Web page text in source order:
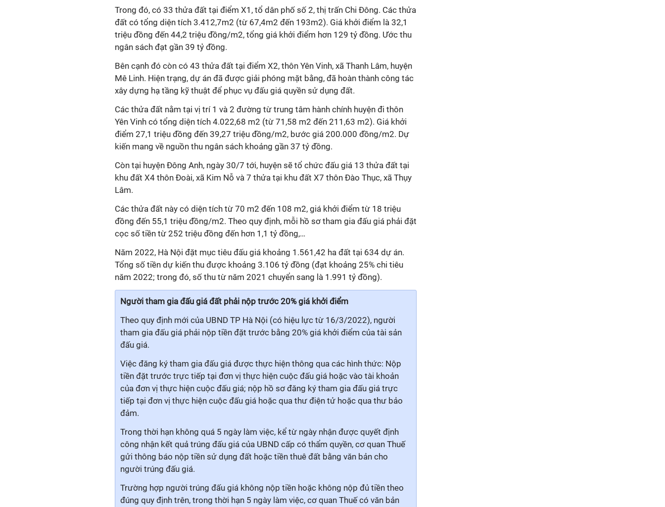
Trong đó, có 33 thửa đất tại điểm X1, tổ dân phố số 2, thị trấn Chi Đông. Các thửa
đất có tổng diện tích 3.412,7m2 (từ 67,4m2 đến 193m2). Giá khởi điểm là 32,1
triệu đồng đến 44,2 triệu đồng/m2, tổng giá khởi điểm hơn 129 tỷ đồng. Ước thu
ngân sách đạt gần 39 tỷ đồng.
Bên cạnh đó còn có 43 thửa đất tại điểm X2, thôn Yên Vinh, xã Thanh Lâm, huyện
Mê Linh. Hiện trạng, dự án đã được giải phóng mặt bằng, đã hoàn thành công tác
xây dựng hạ tầng kỹ thuật để phục vụ đấu giá quyền sử dụng đất.
Các thửa đất nằm tại vị trí 1 và 2 đường từ trung tâm hành chính huyện đi thôn
Yên Vinh có tổng diện tích 4.022,68 m2 (từ 71,58 m2 đến 211,63 m2). Giá khởi
điểm 27,1 triệu đồng đến 39,27 triệu đồng/m2, bước giá 200.000 đồng/m2. Dự
kiến mang về nguồn thu ngân sách khoảng gần 37 tỷ đồng.
Còn tại huyện Đông Anh, ngày 30/7 tới, huyện sẽ tổ chức đấu giá 13 thửa đất tại
khu đất X4 thôn Đoài, xã Kim Nỗ và 7 thửa tại khu đất X7 thôn Đào Thục, xã Thụy
Lâm.
Các thửa đất này có diện tích từ 70 m2 đến 108 m2, giá khởi điểm từ 18 triệu
đồng đến 55,1 triệu đồng/m2. Theo quy định, mỗi hồ sơ tham gia đấu giá phải đặt
cọc số tiền từ 252 triệu đồng đến hơn 1,1 tỷ đồng,…
Năm 2022, Hà Nội đặt mục tiêu đấu giá khoảng 1.561,42 ha đất tại 634 dự án.
Tổng số tiền dự kiến thu được khoảng 3.106 tỷ đồng (đạt khoảng 25% chi tiêu
năm 2022; trong đó, số thu từ năm 2021 chuyển sang là 1.991 tỷ đồng).
Người tham gia đấu giá đất phải nộp trước 20% giá khởi điểm
Theo quy định mới của UBND TP Hà Nội (có hiệu lực từ 16/3/2022), người
tham gia đấu giá phải nộp tiền đặt trước bằng 20% giá khởi điểm của tài sản
đấu giá.
Việc đăng ký tham gia đấu giá được thực hiện thông qua các hình thức: Nộp
tiền đặt trước trực tiếp tại đơn vị thực hiện cuộc đấu giá hoặc vào tài khoản
của đơn vị thực hiện cuộc đấu giá; nộp hồ sơ đăng ký tham gia đấu giá trực
tiếp tại đơn vị thực hiện cuộc đấu giá hoặc qua thư điện tử hoặc qua thư bảo
đảm.
Trong thời hạn không quá 5 ngày làm việc, kể từ ngày nhận được quyết định
công nhận kết quả trúng đấu giá của UBND cấp có thẩm quyền, cơ quan Thuế
gửi thông báo nộp tiền sử dụng đất hoặc tiền thuê đất bằng văn bản cho
người trúng đấu giá.
Trường hợp người trúng đấu giá không nộp tiền hoặc không nộp đủ tiền theo
đúng quy định trên, trong thời hạn 5 ngày làm việc, cơ quan Thuế có văn bản